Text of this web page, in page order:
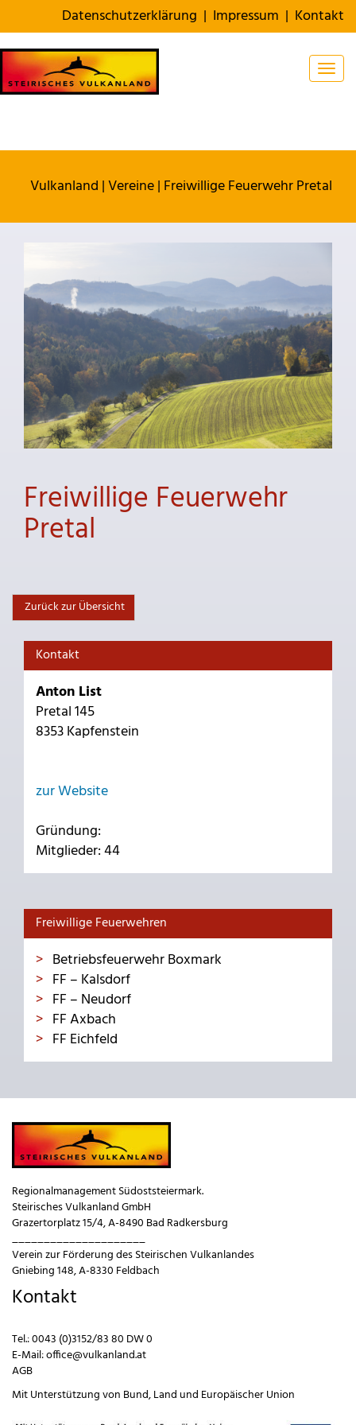
Datenschutzerklärung | Impressum | Kontakt
Vulkanland |Vereine| Freiwillige Feuerwehr Pretal
Freiwillige Feuerwehr
Pretal
Zurück zur Übersicht
Kontakt
Anton List
Pretal 145
8353 Kapfenstein
zur Website
Gründung:
Mitglieder: 44
Freiwillige Feuerwehren
Betriebsfeuerwehr Boxmark
FF – Kalsdorf
FF – Neudorf
FF Axbach
FF Eichfeld
Regionalmanagement Südoststeiermark.
Steirisches Vulkanland GmbH
Grazertorplatz 15/4, A-8490 Bad Radkersburg
_____________________
Verein zur Förderung des Steirischen Vulkanlandes
Gniebing 148, A-8330 Feldbach
Kontakt
Tel.:0043 (0)3152/83 80 DW 0
E-Mail:office@vulkanland.at
AGB
Mit Unterstützung von Bund,Land und Europäischer Union